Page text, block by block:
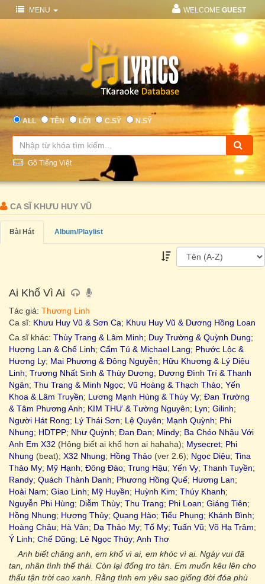
MENU WELCOME GUEST
ALL TÊN LỜI C.SỸ N.SỸ
Gõ Tiếng Việt
CA SĨ KHƯU HUY VŨ
Bài Hát Album/Playlist
Ai Khổ Vì Ai
Tác giả: Thương Linh
Ca sĩ: Khưu Huy Vũ & Sơn Ca; Khưu Huy Vũ & Dương Hồng Loan
Ca sĩ khác: Thùy Trang & Lâm Minh; Duy Trường & Quỳnh Dung;
Hương Lan & Chế Linh; Cẩm Tú & Michael Lang; Phước Lộc &
Hương Ly; Mai Phương & Đông Nguyễn; Hữu Khương & Lý Diệu
Linh; Trương Nhất Sinh & Thùy Dương; Dương Đình Trí & Thanh
Ngân; Thu Trang & Minh Ngọc; Vũ Hoàng & Thạch Thảo; Yến
Khoa & Lâm Truyền; Lương Mạnh Hùng & Thúy Vy; Đan Trường
& Tâm Phương Anh; KIM THƯ & Tường Nguyên; Lyn; Gilinh;
Người Hát Rong; Lý Thái Sơn; Lệ Quyên; Mạnh Quỳnh; Phi
Nhung; HDTPP; Như Quỳnh; Đan Đan; Mindy; Ba Chéo Nhậu Với
Anh Em X32 (Hông biết ai khổ hơn ai hahaha); Mysecret; Phi
Nhung (beat); X32 Nhung; Hồng Thảo (ver 2.6); Ngọc Diệu; Tina
Thảo My; Mỹ Hạnh; Đông Đào; Trung Hậu; Yến Vy; Thanh Tuyền;
Randy; Quách Thành Danh; Phương Hồng Quế; Hương Lan;
Hoài Nam; Giao Linh; Mỹ Huyền; Huỳnh Kim; Thúy Khanh;
Nguyễn Phi Hùng; Diễm Thùy; Thu Trang; Phi Loan; Giáng Tiên;
Hồng Nhung; Hương Thủy; Quang Hào; Tiểu Phụng; Khánh Bình;
Hoàng Châu; Hà Vân; Dạ Thảo My; Tố My; Tuấn Vũ; Võ Hạ Trâm;
Ý Linh; Chế Dũng; Lê Ngọc Thúy; Anh Thơ
Anh biết chăng anh, em khổ vì ai, em khóc vì ai. Ngày vui đã
tan, nhân tình thế thái. Còn lại đống tro tàn. Em muốn kêu lên cho
thấu tận trời cao xanh. Rằng tình em yêu sao giống đời đóa phù